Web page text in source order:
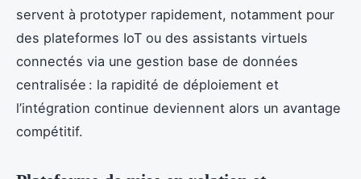
servent à prototyper rapidement, notamment pour
des plateformes IoT ou des assistants virtuels
connectés via une gestion base de données
centralisée : la rapidité de déploiement et
l’intégration continue deviennent alors un avantage
compétitif.